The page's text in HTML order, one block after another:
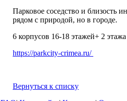
Парковое соседство и близость
рядом с природой, но в городе.
6 корпусов 16-18 этажей+ 2
https://parkcity-crimea.ru/
Вернуться к списку